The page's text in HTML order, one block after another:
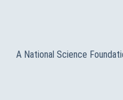
A National Science